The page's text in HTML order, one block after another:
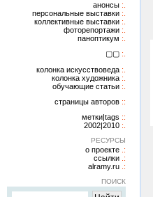
анонсы
персональные выставки
коллективные выставки
фоторепортажи
паноптикум
▢▢
колонка искусствоведа
колонка художника
обучающие статьи
страницы авторов
метки|tags
2002|2010
РЕСУРСЫ
о проекте
ссылки
alramy.ru
ПОИСК